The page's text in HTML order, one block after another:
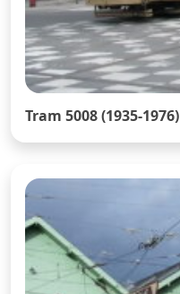
Tram 5008 (1935-1976)